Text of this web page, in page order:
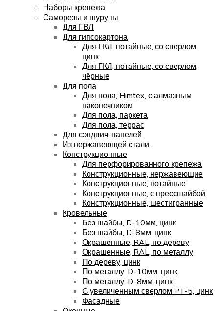
Наборы крепежа
Саморезы и шурупы
Для ГВЛ
Для гипсокартона
Для ГКЛ, потайные, со сверлом,
цинк
Для ГКЛ, потайные, со сверлом,
чёрные
Для пола
Для пола, Himtex, с алмазным
наконечником
Для пола, паркета
Для пола, террас
Для сэндвич-панелей
Из нержавеющей стали
Конструкционные
Для перфорированного крепежа
Конструкционные, нержавеющие
Конструкционные, потайные
Конструкционные, с прессшайбой
Конструкционные, шестигранные
Кровельные
Без шайбы, D-10мм, цинк
Без шайбы, D-8мм, цинк
Окрашенные, RAL, по дереву
Окрашенные, RAL, по металлу
По дереву, цинк
По металлу, D-10мм, цинк
По металлу, D-8мм, цинк
С увеличенным сверлом PT-5, цинк
Фасадные